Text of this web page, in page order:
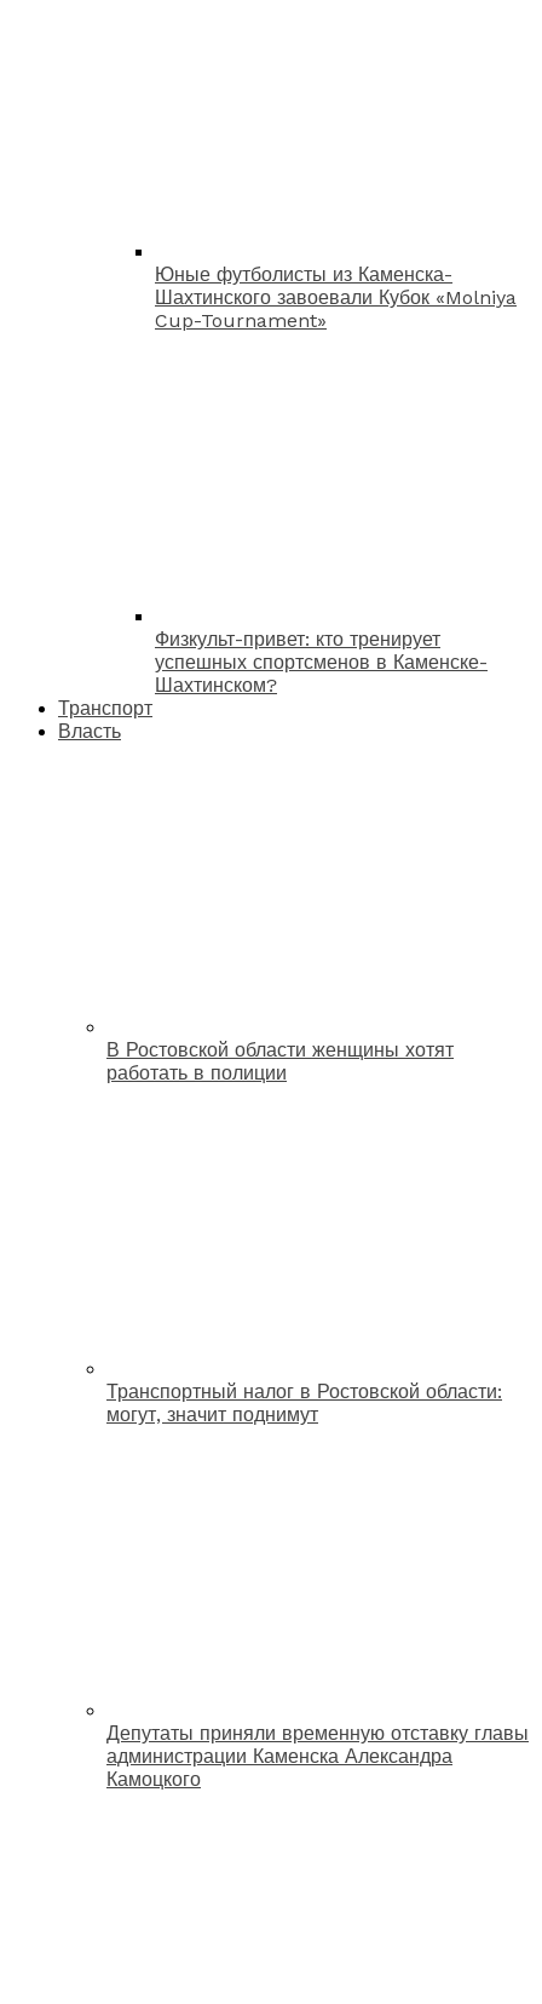
Юные футболисты из Каменска-
Шахтинского завоевали Кубок «Molniya
Cup-Tournament»
Физкульт-привет: кто тренирует
успешных спортсменов в Каменске-
Шахтинском?
Транспорт
Власть
В Ростовской области женщины хотят
работать в полиции
Транспортный налог в Ростовской области:
могут, значит поднимут
Депутаты приняли временную отставку главы
администрации Каменска Александра
Камоцкого